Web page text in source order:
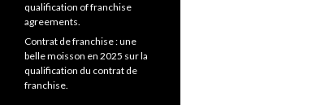
qualification of franchise
agreements.
Contrat de franchise : une
belle moisson en 2025 sur la
qualification du contrat de
franchise.